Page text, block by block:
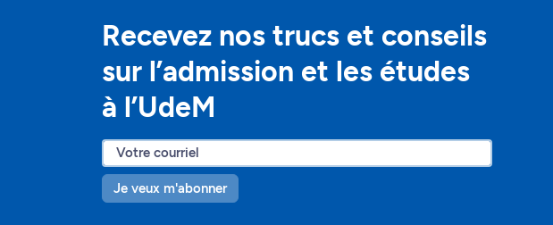
Recevez nos trucs et conseils
sur l’admission et les études
à l’UdeM
Je veux m'abonner